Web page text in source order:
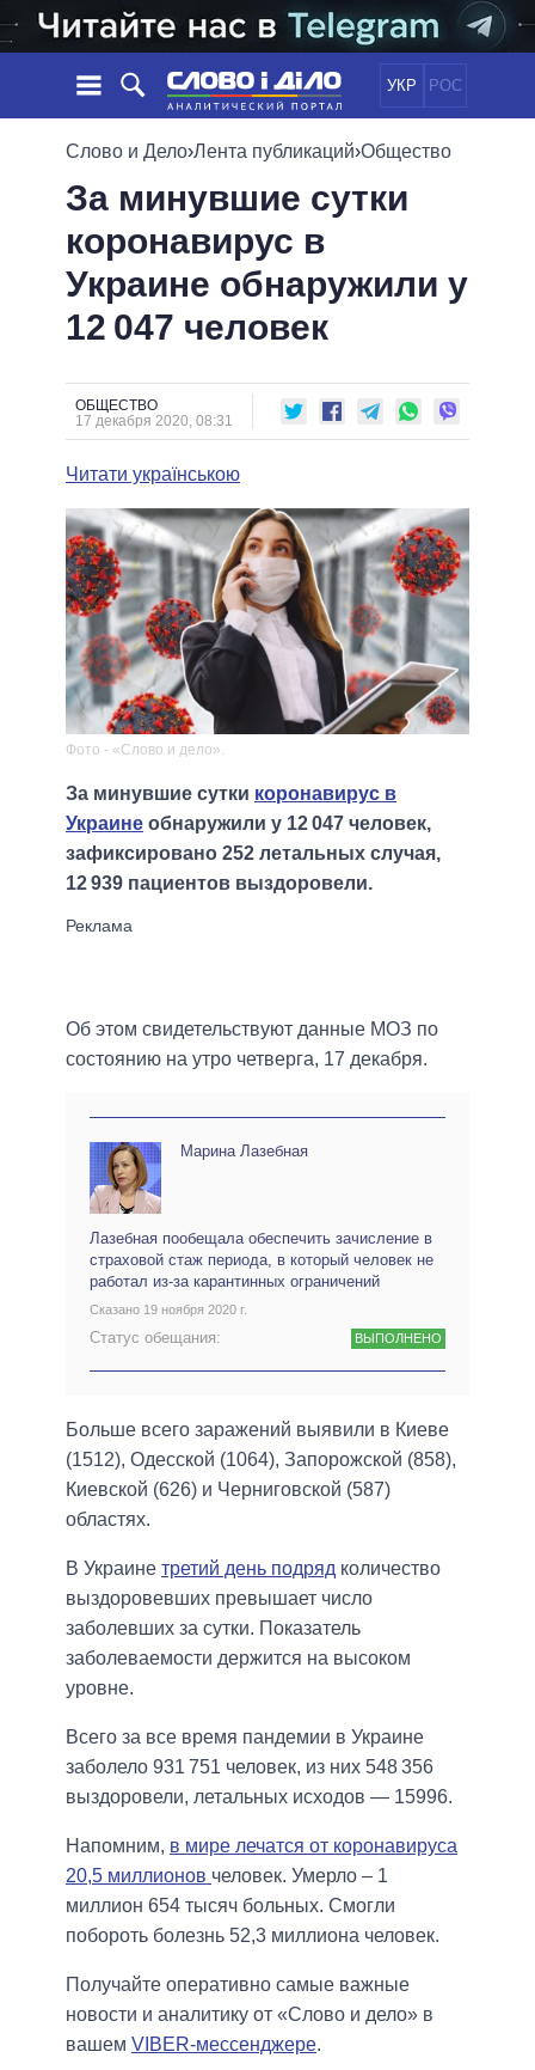
УКР РОС
НОВОСТИ
ЛЕНТА
СОБЫТИЯ
СТАТЬИ
МНЕНИЯ
ОБЗОРЫ
ДАЙДЖЕСТЫ
ПОЛИТИКА
ЭКОНОМИКА
ОБЩЕСТВО
МИР
ОБЕЩАНИЯ
ПОЛИТИКИ
ВСЕ ПОЛИТИКИ
ПРЕЗИДЕНТ И ОФИС
ВЕРХОВНАЯ РАДА
КАБИНЕТ МИНИСТРОВ
МЭРЫ
ВСЕ ПЕРСОНЫ
ИНФОГРАФИКА
ПОДДЕРЖАТЬ
СРАВНЕНИЕ ПОЛИТИКОВ
Слово и Дело›Лента публикаций›Общество
За минувшие сутки
коронавирус в
Украине обнаружили у
12 047 человек
ОБЩЕСТВО
17 декабря 2020, 08:31
Читати українською
Фото - «Слово и дело».
За минувшие сутки коронавирус в
Украине обнаружили у 12 047 человек,
зафиксировано 252 летальных случая,
12 939 пациентов выздоровели.
Об этом свидетельствуют данные МОЗ по
состоянию на утро четверга, 17 декабря.
Марина Лазебная
Лазебная пообещала обеспечить зачисление в
страховой стаж периода, в который человек не
работал из-за карантинных ограничений
Сказано 19 ноября 2020 г.
Статус обещания: ВЫПОЛНЕНО
Больше всего заражений выявили в Киеве
(1512), Одесской (1064), Запорожской (858),
Киевской (626) и Черниговской (587)
областях.
В Украине третий день подряд количество
выздоровевших превышает число
заболевших за сутки. Показатель
заболеваемости держится на высоком
уровне.
Всего за все время пандемии в Украине
заболело 931 751 человек, из них 548 356
выздоровели, летальных исходов — 15996.
Напомним, в мире лечатся от коронавируса
20,5 миллионов человек. Умерло – 1
миллион 654 тысяч больных. Смогли
побороть болезнь 52,3 миллиона человек.
Получайте оперативно самые важные
новости и аналитику от «Слово и дело» в
вашем VIBER-мессенджере.